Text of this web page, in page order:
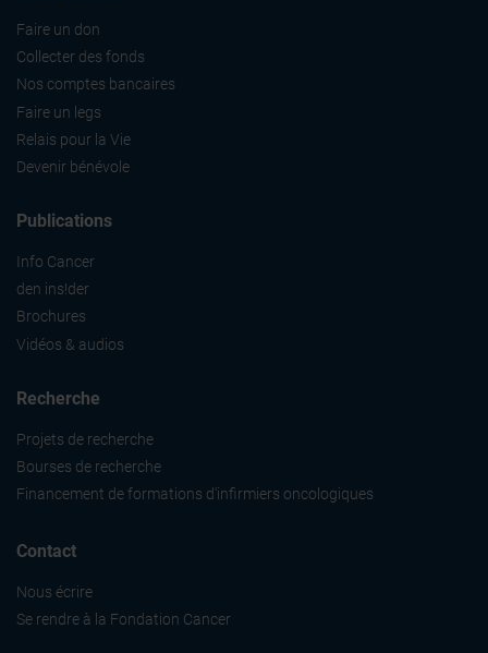
Faire un don
Collecter des fonds
Nos comptes bancaires
Faire un legs
Relais pour la Vie
Devenir bénévole
Publications
Info Cancer
den ins!der
Brochures
Vidéos & audios
Recherche
Projets de recherche
Bourses de recherche
Financement de formations d'infirmiers oncologiques
Contact
Nous écrire
Se rendre à la Fondation Cancer